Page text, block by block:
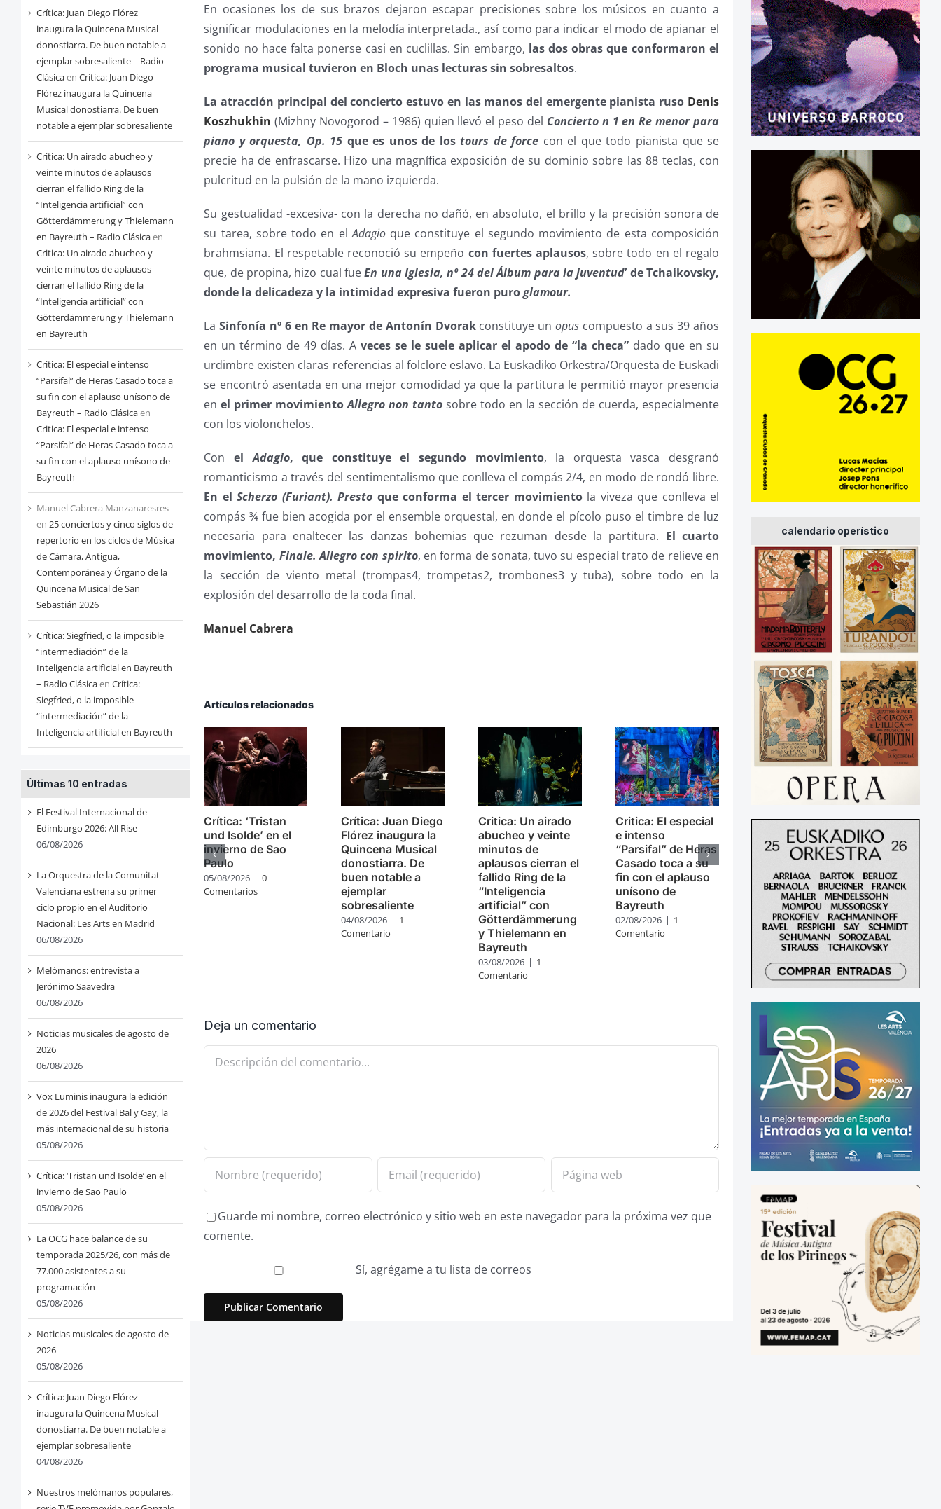
cada
mes
Crítica: Juan Diego Flórez
inaugura la Quincena Musical
donostiarra. De buen notable a
ejemplar sobresaliente – Radio
Clásicaen Crítica: Juan Diego
Flórez inaugura la Quincena
Musical donostiarra. De buen
notable a ejemplar sobresaliente
Critica: Un airado abucheo y
veinte minutos de aplausos
cierran el fallido Ring de la
“Inteligencia artificial” con
Götterdämmerung y Thielemann
en Bayreuth – Radio Clásicaen
Critica: Un airado abucheo y
veinte minutos de aplausos
cierran el fallido Ring de la
“Inteligencia artificial” con
Götterdämmerung y Thielemann
en Bayreuth
Critica: El especial e intenso
“Parsifal” de Heras Casado toca a
su fin con el aplauso unísono de
Bayreuth – Radio Clásicaen
Critica: El especial e intenso
“Parsifal” de Heras Casado toca a
su fin con el aplauso unísono de
Bayreuth
Manuel Cabrera Manzanaresres
en 25 conciertos y cinco siglos de
repertorio en los ciclos de Música
de Cámara, Antigua,
Contemporánea y Órgano de la
Quincena Musical de San
Sebastián 2026
Crítica: Siegfried, o la imposible
“intermediación” de la
Inteligencia artificial en Bayreuth
– Radio Clásicaen Crítica:
Siegfried, o la imposible
“intermediación” de la
Inteligencia artificial en Bayreuth
Últimas 10 entradas
El Festival Internacional de
Edimburgo 2026: All Rise
06/08/2026
La Orquestra de la Comunitat
Valenciana estrena su primer
ciclo propio en el Auditorio
Nacional: Les Arts en Madrid
06/08/2026
Melómanos: entrevista a
Jerónimo Saavedra
06/08/2026
Noticias musicales de agosto de
2026
06/08/2026
Vox Luminis inaugura la edición
de 2026 del Festival Bal y Gay, la
más internacional de su historia
05/08/2026
Crítica: ‘Tristan und Isolde’ en el
invierno de Sao Paulo
05/08/2026
La OCG hace balance de su
temporada 2025/26, con más de
77.000 asistentes a su
programación
05/08/2026
Noticias musicales de agosto de
2026
05/08/2026
Crítica: Juan Diego Flórez
inaugura la Quincena Musical
donostiarra. De buen notable a
ejemplar sobresaliente
04/08/2026
Nuestros melómanos populares,
En ocasiones los de sus brazos dejaron escapar precisiones sobre los músicos en cuanto a
significar modulaciones en la melodía interpretada., así como para indicar el modo de apianar el
sonido no hace falta ponerse casi en cuclillas. Sin embargo, las dos obras que conformaron el
programa musical tuvieron en Bloch unas lecturas sin sobresaltos.
La atracción principal del concierto estuvo en las manos del emergente pianista ruso Denis
Koszhukhin (Mizhny Novogorod – 1986) quien llevó el peso del Concierto n 1 en Re menor para
piano y orquesta, Op. 15 que es unos de lostours de force con el que todo pianista que se
precie ha de enfrascarse. Hizo una magnífica exposición de su dominio sobre las 88 teclas, con
pulcritud en la pulsión de la mano izquierda.
Su gestualidad -excesiva- con la derecha no dañó, en absoluto, el brillo y la precisión sonora de
su tarea, sobre todo en elAdagio que constituye el segundo movimiento de esta composición
brahmsiana. El respetable reconoció su empeño con fuertes aplausos, sobre todo en el regalo
que, de propina, hizo cual fueEn una Iglesia, nº 24 del Álbum para la juventud’ de Tchaikovsky,
donde la delicadeza y la intimidad expresiva fueron puroglamour.
LaSinfonía nº 6 en Re mayor de Antonín Dvorakconstituye un opus compuesto a sus 39 años
en un término de 49 días. Aveces se le suele aplicar el apodo de “la checa” dado que en su
urdimbre existen claras referencias al folclore eslavo. La Euskadiko Orkestra/Orquesta de Euskadi
se encontró asentada en una mejor comodidad ya que la partitura le permitió mayor presencia
enel primer movimientoAllegro non tanto sobre todo en la sección de cuerda, especialmente
con los violonchelos.
Con elAdagio, que constituye el segundo movimiento, la orquesta vasca desgranó
romanticismo a través del sentimentalismo que conlleva el compás 2/4, en modo de rondó libre.
En el Scherzo (Furiant). Presto que conforma el tercer movimientola viveza que conlleva el
compás ¾ fue bien acogida por el ensemble orquestal, en donde el pícolo puso el timbre de luz
necesaria para enaltecer las danzas bohemias que rezuman desde la partitura. El cuarto
movimiento, Finale. Allegro con spirito, en forma de sonata, tuvo su especial trato de relieve en
la sección de viento metal (trompas4, trompetas2, trombones3 y tuba), sobre todo en la
explosión del desarrollo de la coda final.
Manuel Cabrera
Artículos relacionados
Crítica: ‘Tristan
und Isolde’ en el
invierno de Sao
Paulo
05/08/2026 | 0
Comentarios
Crítica: Juan Diego
Flórez inaugura la
Quincena Musical
donostiarra. De
buen notable a
ejemplar
sobresaliente
04/08/2026 | 1
Comentario
Critica: Un airado
abucheo y veinte
minutos de
aplausos cierran el
fallido Ring de la
“Inteligencia
artificial” con
Götterdämmerung
y Thielemann en
Bayreuth
03/08/2026 | 1
Comentario
Critica: El especial
e intenso
“Parsifal” de Heras
Casado toca a su
fin con el aplauso
unísono de
Bayreuth
02/08/2026 | 1
Comentario
Deja un comentario
Comentario
Guarde mi nombre, correo electrónico y sitio web en este navegador para la próxima vez que
comente.
Sí, agrégame a tu lista de correos
calendario operístico